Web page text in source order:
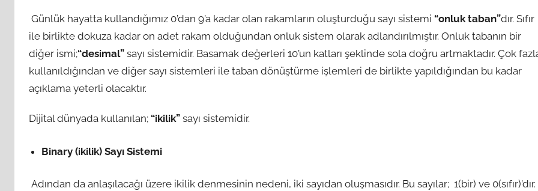
Günlük hayatta kullandığımız 0’dan 9’a kadar olan rakamların oluşturduğu sayı sistemi “onluk taban”dır. Sıfır
ile birlikte dokuza kadar on adet rakam olduğundan onluk sistem olarak adlandırılmıştır. Onluk tabanın bir
diğer ismi;“desimal” sayı sistemidir. Basamak değerleri 10’un katları şeklinde sola doğru artmaktadır. Çok
kullanıldığından ve diğer sayı sistemleri ile taban dönüştürme işlemleri de birlikte yapıldığından bu kadar
açıklama yeterli olacaktır.
Dijital dünyada kullanılan; “ikilik” sayı sistemidir.
Binary (ikilik) Sayı Sistemi
Adından da anlaşılacağı üzere ikilik denmesinin nedeni, iki sayıdan oluşmasıdır. Bu sayılar; 1(bir) ve 0(sıfır)’dır.